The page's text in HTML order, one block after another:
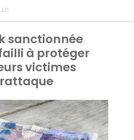
sanctionnée
à protéger
victimes